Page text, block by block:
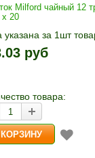
Milford чайный 12
x 20
указана за 1шт
Выберите нужное
руб
товара: